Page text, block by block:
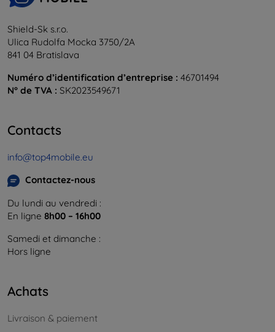
Shield-Sk s.r.o.
Ulica Rudolfa Mocka 3750/2A
841 04 Bratislava
Numéro d’identification d’entreprise : 46701494
N° de TVA : SK2023549671
Contacts
info@top4mobile.eu
Contactez-nous
Du lundi au vendredi :
En ligne 8h00 – 16h00
Samedi et dimanche :
Hors ligne
Achats
Livraison & paiement